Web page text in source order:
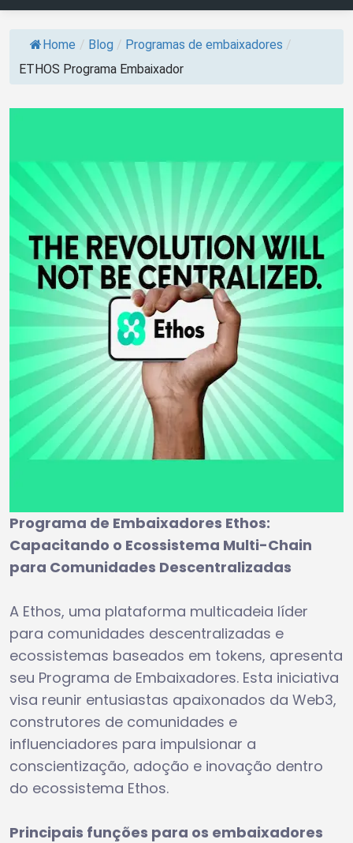
Home / Blog / Programas de embaixadores /
ETHOS Programa Embaixador
Programa de Embaixadores Ethos:
Capacitando o Ecossistema Multi-Chain
para Comunidades Descentralizadas
A Ethos, uma plataforma multicadeia líder
para comunidades descentralizadas e
ecossistemas baseados em tokens, apresenta
seu Programa de Embaixadores. Esta iniciativa
visa reunir entusiastas apaixonados da Web3,
construtores de comunidades e
influenciadores para impulsionar a
conscientização, adoção e inovação dentro
do ecossistema Ethos.
Principais funções para os embaixadores